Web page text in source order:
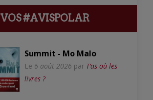
VOS #AVISPOLAR
Summit - Mo Malo
Le 6 août 2026 par T’as où les
livres ?